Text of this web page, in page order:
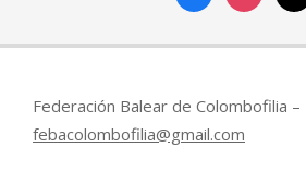
Federación Balear de Colombofilia –
febacolombofilia@gmail.com